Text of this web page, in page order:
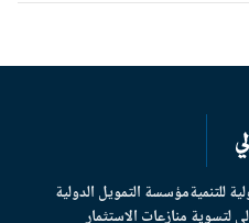
مؤسسة التمويل الدولية
منازعات الاستثمار